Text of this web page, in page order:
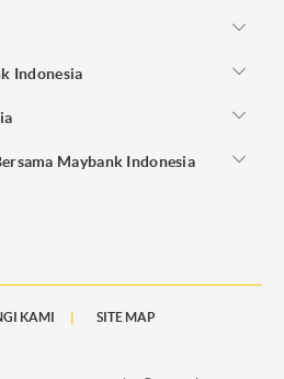
Indonesia
Maybank Indonesia
KAMI SITE MAP